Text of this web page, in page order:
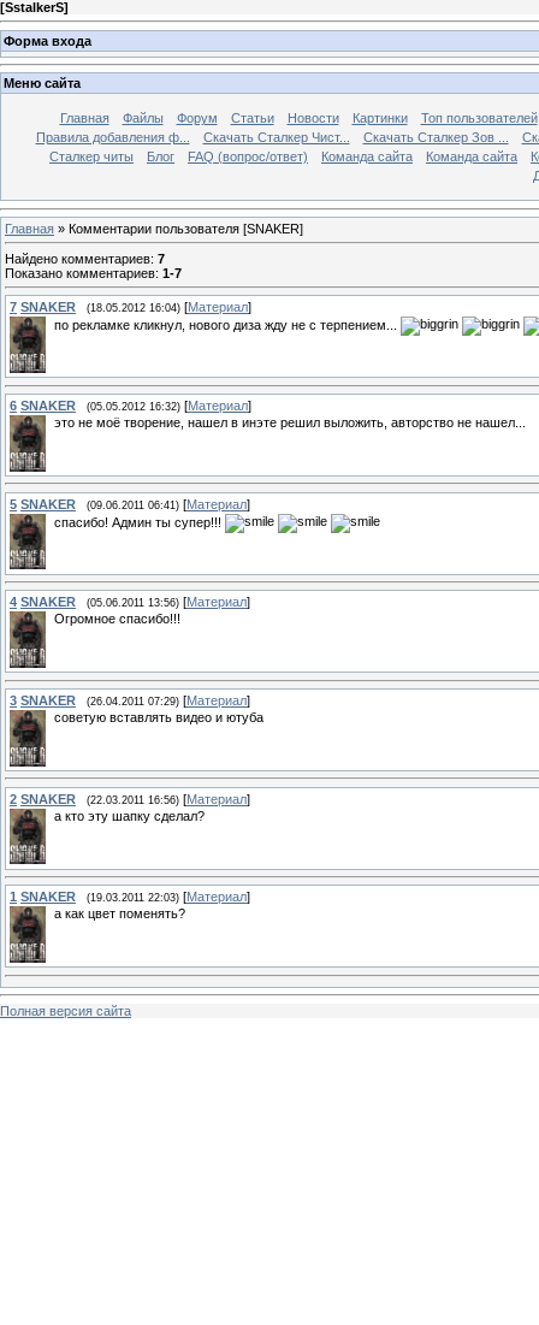
[SstalkerS]
Форма входа
Меню сайта
Главная Файлы Форум Статьи Новости Картинки
Топ пользователей
Правила добавления ф...
Скачать Сталкер Чист... Скачать Сталкер Зов ...
Сталкер читы
Блог FAQ (вопрос/ответ) Команда сайта Команда сайта
Главная » Комментарии пользователя [SNAKER]
Найдено комментариев: 7
Показано комментариев: 1-7
7 SNAKER (18.05.2012 16:04) [Материал]
по рекламке кликнул, нового диза жду не с терпением...
6 SNAKER (05.05.2012 16:32) [Материал]
это не моё творение, нашел в инэте решил выложить, авторство не нашел...
5 SNAKER (09.06.2011 06:41) [Материал]
спасибо! Админ ты супер!!!
4 SNAKER (05.06.2011 13:56) [Материал]
Огромное спасибо!!!
3 SNAKER (26.04.2011 07:29) [Материал]
советую вставлять видео и ютуба
2 SNAKER (22.03.2011 16:56) [Материал]
а кто эту шапку сделал?
1 SNAKER (19.03.2011 22:03) [Материал]
а как цвет поменять?
Полная версия сайта